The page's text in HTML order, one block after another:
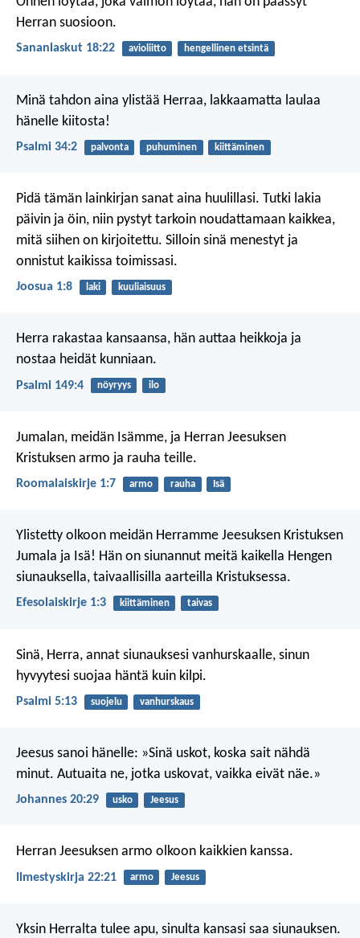
Herran suosioon.
Sananlaskut 18:22 avioliitto hengellinen etsintä
Minä tahdon aina ylistää Herraa, lakkaamatta laulaa
hänelle kiitosta!
Psalmi 34:2 palvonta puhuminen kiittäminen
Pidä tämän lainkirjan sanat aina huulillasi. Tutki lakia
päivin ja öin, niin pystyt tarkoin noudattamaan kaikkea,
mitä siihen on kirjoitettu. Silloin sinä menestyt ja
onnistut kaikissa toimissasi.
Joosua 1:8 laki kuuliaisuus
Herra rakastaa kansaansa, hän auttaa heikkoja ja
nostaa heidät kunniaan.
Psalmi 149:4 nöyryys ilo
Jumalan, meidän Isämme, ja Herran Jeesuksen
Kristuksen armo ja rauha teille.
Roomalaiskirje 1:7 armo rauha Isä
Ylistetty olkoon meidän Herramme Jeesuksen Kristuksen
Jumala ja Isä! Hän on siunannut meitä kaikella Hengen
siunauksella, taivaallisilla aarteilla Kristuksessa.
Efesolaiskirje 1:3 kiittäminen taivas
Sinä, Herra, annat siunauksesi vanhurskaalle, sinun
hyvyytesi suojaa häntä kuin kilpi.
Psalmi 5:13 suojelu vanhurskaus
Jeesus sanoi hänelle: »Sinä uskot, koska sait nähdä
minut. Autuaita ne, jotka uskovat, vaikka eivät näe.»
Johannes 20:29 usko Jeesus
Herran Jeesuksen armo olkoon kaikkien kanssa.
Ilmestyskirja 22:21 armo Jeesus
Yksin Herralta tulee apu, sinulta kansasi saa siunauksen.